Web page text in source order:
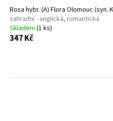
ů
Rosa hybr. (A) Flora Olomouc (syn.
zahradní - anglická, romantická
Skladem (1 ks)
347 Kč